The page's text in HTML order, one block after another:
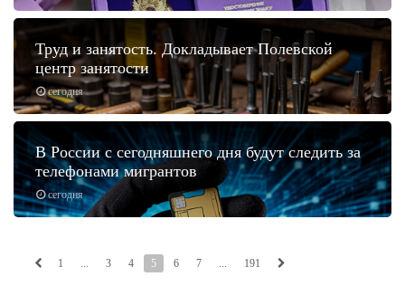
сегодня
Труд и занятость. Докладывает Полевской
центр занятости
сегодня
В России с сегодняшнего дня будут следить за
телефонами мигрантов
1 3 4 5 6 7 191